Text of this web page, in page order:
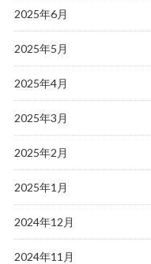
2025年6月
2025年5月
2025年4月
2025年3月
2025年2月
2025年1月
2024年12月
2024年11月